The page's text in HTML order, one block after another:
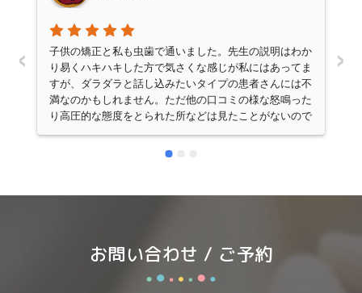
子供の矯正と私も虫歯で通いました。先生の説明はわか
り易くハキハキした方で気さくな感じが私にはあってま
すが、ダラダラと話し込みたいタイプの患者さんには不
満なのかもしれません。ただ他の口コミの様な怒鳴った
り高圧的な態度をとられた所などは見たことがないので
不思議です。気さくで声が大きい元気な感じがお医者さ
んぽくないからですかね。料金もかなり抑え目で腕もい
います。私がかかった時の歯科助手の方はかなり知識が
でとても自然に綺麗になり本当に大満足です。先生が忙
しい事を理解して、人気があり混んでいる事も我慢出来
る方は是非利用してみるといいと思います。
‹ ›
お問い合わせ / ご予約